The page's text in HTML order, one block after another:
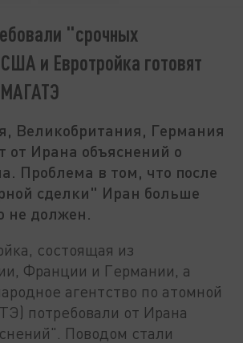
"срочных
и Евротройка готовят
Великобритания, Германия
от Ирана объяснений о
Проблема в том, что после
сделки" Иран больше
не должен.
состоящая из
Франции и Германии, а
агентство по атомной
потребовали от Ирана
Поводом стали